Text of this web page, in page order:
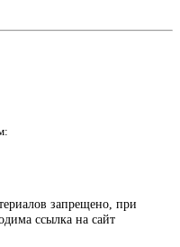
запрещено, при
ссылка на сайт